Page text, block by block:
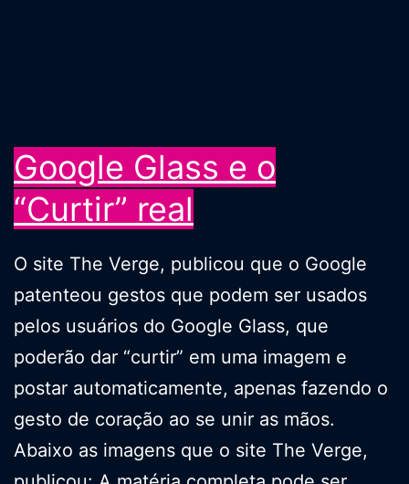
Google Glass e o
“Curtir” real
O site The Verge, publicou que o Google
patenteou gestos que podem ser usados
pelos usuários do Google Glass, que
poderão dar “curtir” em uma imagem e
postar automaticamente, apenas fazendo o
gesto de coração ao se unir as mãos.
Abaixo as imagens que o site The Verge,